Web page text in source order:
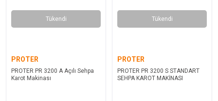
Tükendi
PROTER
PROTER PR 3200 A Açılı Sehpa
Karot Makinası
Tükendi
PROTER
PROTER PR 3200 S STANDART
SEHPA KAROT MAKİNASI